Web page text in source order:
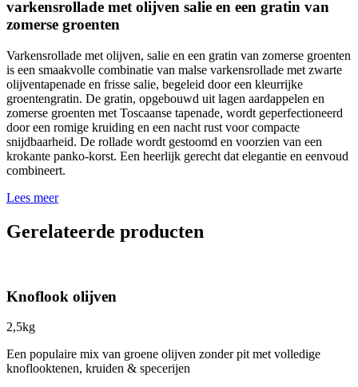
varkensrollade met olijven salie en een gratin van
zomerse groenten
Varkensrollade met olijven, salie en een gratin van zomerse groenten
is een smaakvolle combinatie van malse varkensrollade met zwarte
olijventapenade en frisse salie, begeleid door een kleurrijke
groentengratin. De gratin, opgebouwd uit lagen aardappelen en
zomerse groenten met Toscaanse tapenade, wordt geperfectioneerd
door een romige kruiding en een nacht rust voor compacte
snijdbaarheid. De rollade wordt gestoomd en voorzien van een
krokante panko-korst. Een heerlijk gerecht dat elegantie en eenvoud
combineert.
Lees meer
Gerelateerde producten
Knoflook olijven
2,5kg
Een populaire mix van groene olijven zonder pit met volledige
knoflooktenen, kruiden & specerijen